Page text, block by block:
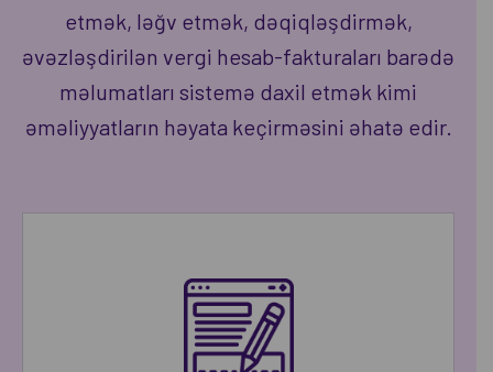
etmək, ləğv etmək, dəqiqləşdirmək,
əvəzləşdirilən vergi hesab-fakturaları barədə
məlumatları sistemə daxil etmək kimi
əməliyyatların həyata keçirməsini əhatə edir.